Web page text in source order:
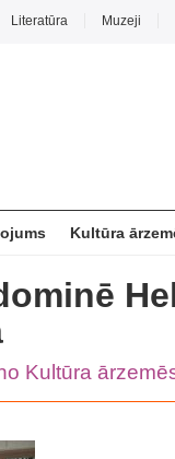
Literatūra Muzeji
Kultūra
Kultūra